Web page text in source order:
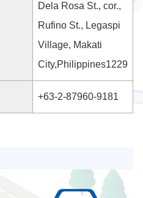
Dela Rosa St., cor.,
Rufino St., Legaspi
Village, Makati
City,Philippines1229
+63-2-87960-9181